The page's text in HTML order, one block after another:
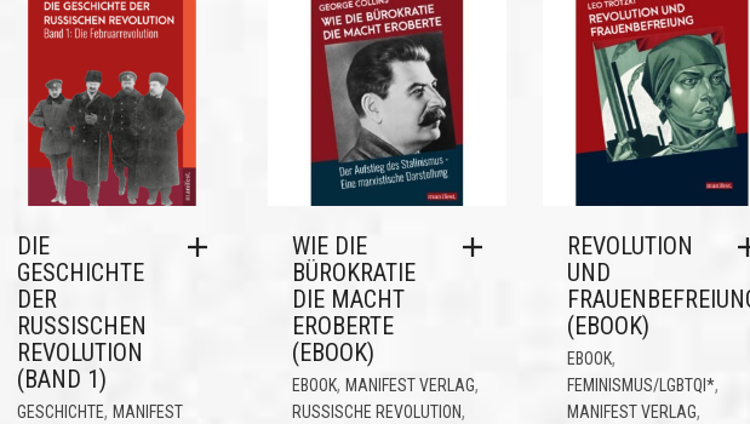
DIE
GESCHICHTE
DER
RUSSISCHEN
REVOLUTION
(BAND 1)
GESCHICHTE, MANIFEST
WIE DIE
BÜROKRATIE
DIE MACHT
EROBERTE
(EBOOK)
EBOOK, MANIFEST VERLAG,
RUSSISCHE REVOLUTION,
REVOLUTION
UND
(EBOOK)
EBOOK,
FEMINISMUS/LGBTQI*,
MANIFEST VERLAG,